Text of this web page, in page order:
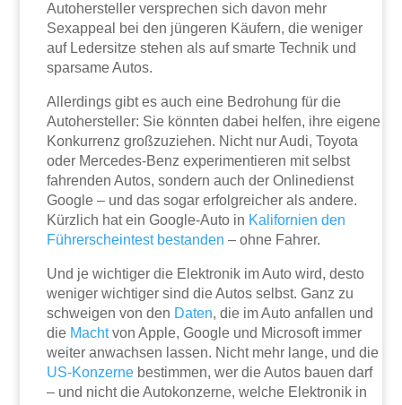
Autohersteller versprechen sich davon mehr
Sexappeal bei den jüngeren Käufern, die weniger
auf Ledersitze stehen als auf smarte Technik und
sparsame Autos.
Allerdings gibt es auch eine Bedrohung für die
Autohersteller: Sie könnten dabei helfen, ihre eigene
Konkurrenz großzuziehen. Nicht nur Audi, Toyota
oder Mercedes-Benz experimentieren mit selbst
fahrenden Autos, sondern auch der Onlinedienst
Google – und das sogar erfolgreicher als andere.
Kürzlich hat ein Google-Auto in Kalifornien den
Führerscheintest bestanden – ohne Fahrer.
Und je wichtiger die Elektronik im Auto wird, desto
weniger wichtiger sind die Autos selbst. Ganz zu
schweigen von den Daten, die im Auto anfallen und
die Machtvon Apple, Google und Microsoft immer
weiter anwachsen lassen. Nicht mehr lange, und die
US-Konzerne bestimmen, wer die Autos bauen darf
– und nicht die Autokonzerne, welche Elektronik in